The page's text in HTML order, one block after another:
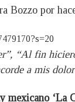
Bozzo por
“Al fin
a mis
‘La